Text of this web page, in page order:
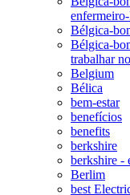
Bélgica-
Bélgica-
trabalhar
Belgium
Bélica
bem-estar
benefícios
benefits
berkshire
berkshire -
Berlim
best